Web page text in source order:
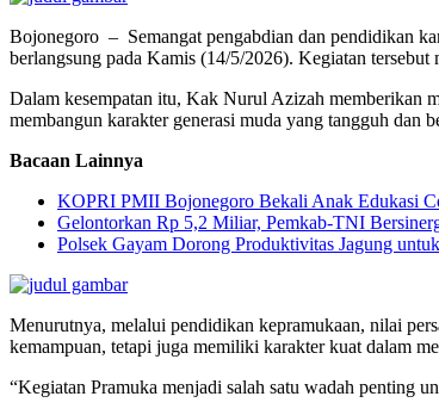
Bojonegoro – Semangat pengabdian dan pendidikan
berlangsung pada Kamis (14/5/2026). Kegiatan
Dalam kesempatan itu, Kak Nurul Azizah memberikan
membangun karakter generasi muda yang tangguh dan
Bacaan Lainnya
KOPRI PMII Bojonegoro Bekali Anak Edukasi
Gelontorkan Rp 5,2 Miliar, Pemkab-TNI
Polsek Gayam Dorong Produktivitas Jagung
Menurutnya, melalui pendidikan kepramukaan, nilai
kemampuan, tetapi juga memiliki karakter kuat dalam
“Kegiatan Pramuka menjadi salah satu wadah penting